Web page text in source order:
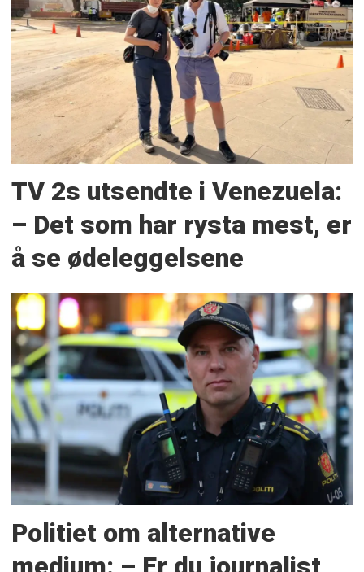
TV 2s utsendte i Venezuela:
– Det som har rysta mest, er
å se ødeleggelsene
Politiet om alternative